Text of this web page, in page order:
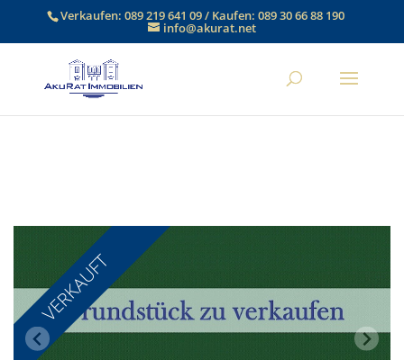
Verkaufen:089 219 641 09/ Kaufen:089 30 66 88 190
info@akurat.net
VERKAUFT